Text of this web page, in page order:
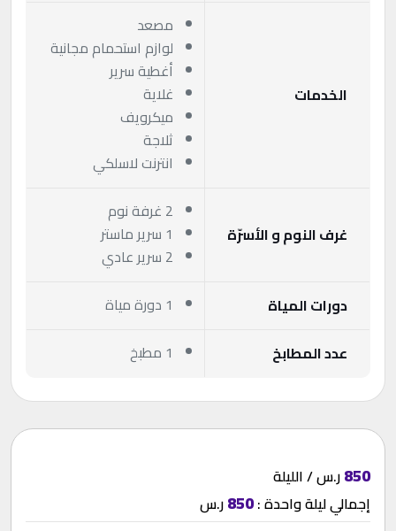
الخدمات
مصعد
لوازم استحمام مجانية
أغطية سرير
غلاية
ميكرويف
ثلاجة
انترنت لاسلكي
غرف النوم و الأسرّة
2 غرفة نوم
1 سرير ماستر
2 سرير عادي
دورات المياة
1 دورة مياة
عدد المطابخ
1 مطبخ
850ر.س / الليلة
إجماليليلة واحدة:
850ر.س